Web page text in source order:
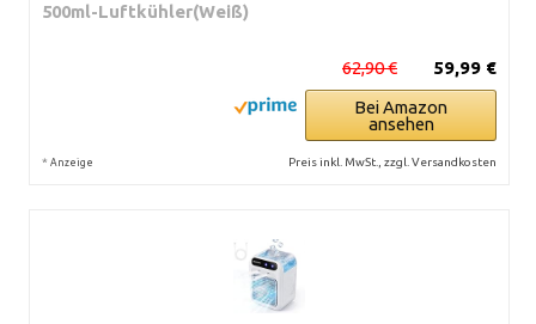
500ml-Luftkühler(Weiß)
59,99 €
62,90 €
Bei Amazon
ansehen
* Anzeige Preis inkl. MwSt., zzgl. Versandkosten